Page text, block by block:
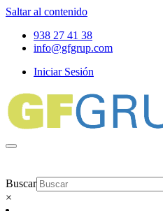
Saltar al contenido
938 27 41 38
info@gfgrup.com
Iniciar Sesión
Buscar
×